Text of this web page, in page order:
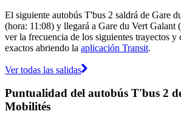
El siguiente autobús T'bus 2 saldrá de Gare
(hora: 11:08) y llegará a Gare du Vert Galant
ver la frecuencia de los siguientes trayectos y
exactos abriendo la aplicación Transit.
Ver todas las salidas
Puntualidad del autobús T'bus 2
Mobilités